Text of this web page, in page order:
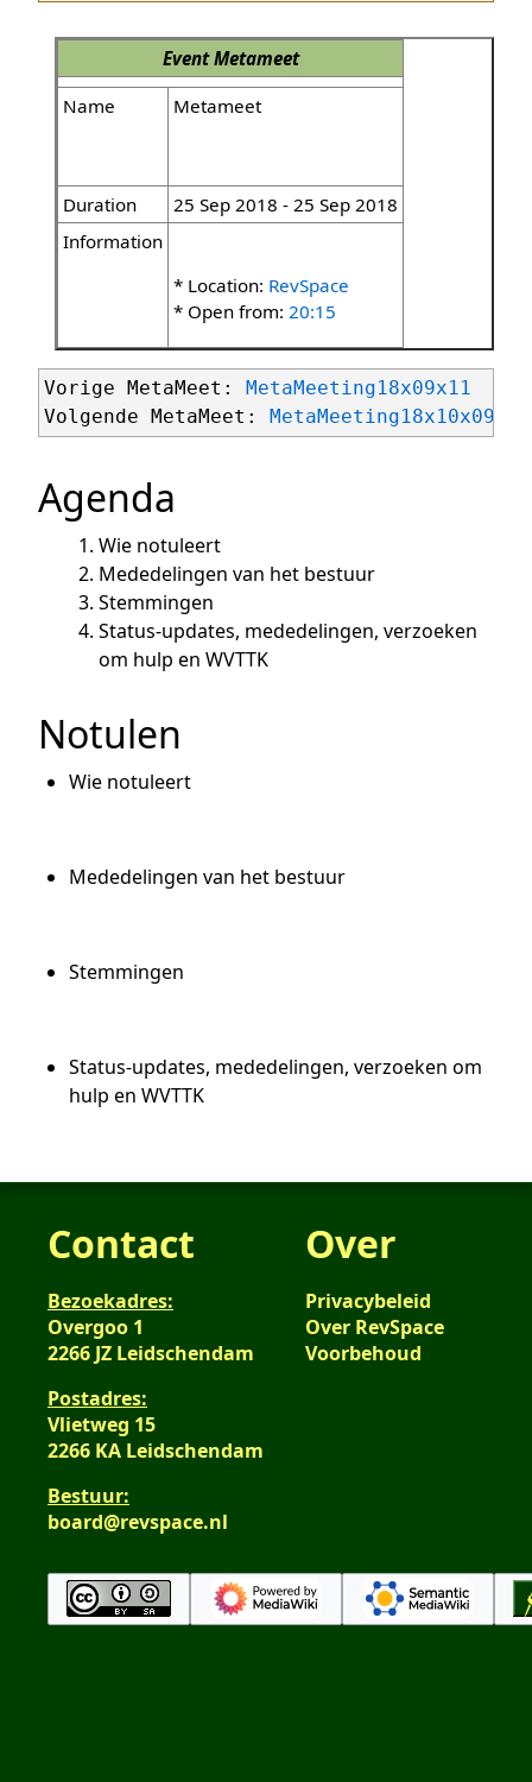
EventMetameet
Name
Metameet
Duration
25 Sep 2018 - 25 Sep 2018
Information
* Location: RevSpace
* Open from: 20:15
Vorige MetaMeet:
MetaMeeting18x09x11
Volgende MetaMeet:
MetaMeeting18x10x09
Agenda
Wie notuleert
Mededelingen van het bestuur
Stemmingen
Status-updates, mededelingen, verzoeken
om hulp en WVTTK
Notulen
Wie notuleert
Mededelingen van het bestuur
Stemmingen
Status-updates, mededelingen, verzoeken om
hulp en WVTTK
Contact
Bezoekadres:
Overgoo 1
2266 JZ Leidschendam
Postadres:
Vlietweg 15
2266 KA Leidschendam
Bestuur:
board@revspace.nl
Over
Privacybeleid
Over RevSpace
Voorbehoud